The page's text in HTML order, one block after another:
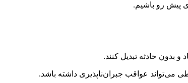
پیش رو باشیم.
بدون حادثه تبدیل کنند.
می‌تواند عواقب جبران‌ناپذیری داشته باشد.